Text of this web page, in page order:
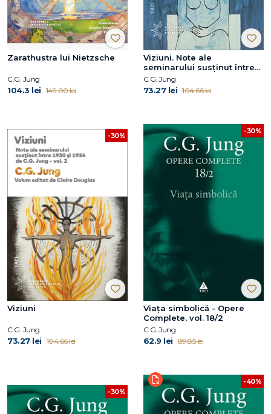
Zarathustra lui Nietzsche
C.G. Jung
104.3 lei 149.00 lei
Viziuni. Note ale
seminarului susţinut între
1930 și 1934 de C.G. Jung –
vol. 1
C.G. Jung
73.27 lei 104.66 lei
-30%
Viziuni
C.G. Jung
73.27 lei 104.66 lei
-30%
Viaţa simbolică - Opere
Complete, vol. 18/2
C.G. Jung
62.9 lei 89.85 lei
-30%
-40%